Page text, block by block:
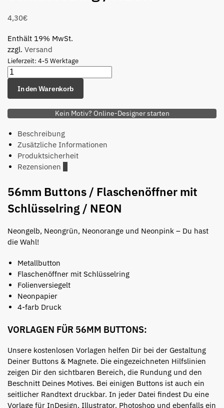
4,30€
Enthält 19% MwSt.
zzgl. Versand
Lieferzeit: 4-5 Werktage
In den Warenkorb
Kein Motiv? Online-Designer starten
Beschreibung
Zusätzliche Informationen
Produktsicherheit
Rezensionen
56mm Buttons / Flaschenöffner mit
Schlüsselring / NEON
Neongelb, Neongrün, Neonorange und Neonpink – Du hast
die Wahl!
Metallbutton
Flaschenöffner mit Schlüsselring
Folienversiegelt
Neonpapier
4-farb Druck
VORLAGEN FÜR 56MM BUTTONS:
Unsere kostenlosen Vorlagen helfen Dir bei der Gestaltung
Deiner Buttons & Magnete. Die eingezeichneten Hilfslinien
zeigen Dir den sichtbaren Bereich, die Rundung und den
Beschnitt Deines Motives. Bei einigen Buttons ist auch ein
seitlicher Randtext druckbar. In jeder Datei findest Du eine
Vorlage für InDesign, Illustrator, Photoshop und ebenfalls ein